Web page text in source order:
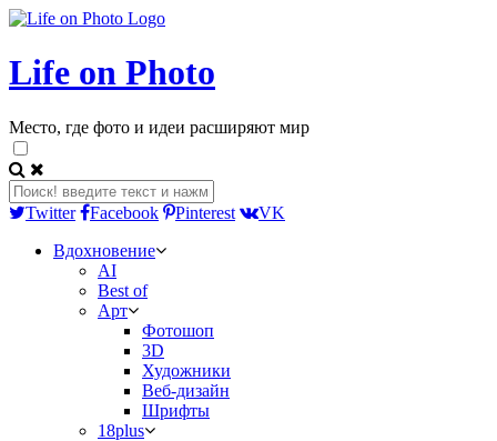
Life on Photo
Место, где фото и идеи расширяют мир
Twitter Facebook Pinterest
VK
Вдохновение
AI
Best of
Арт
Фотошоп
3D
Художники
Веб-дизайн
Шрифты
18plus